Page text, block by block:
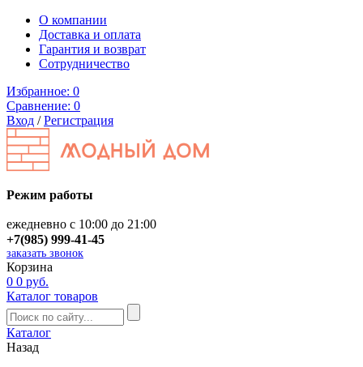
О компании
Доставка и оплата
Гарантия и возврат
Сотрудничество
Избранное: 0
Сравнение: 0
Вход /Регистрация
Режим работы
ежедневно с 10:00 до 21:00
+7(985) 999-41-45
заказать звонок
Корзина
0 0 руб.
Каталог товаров
Каталог
Назад